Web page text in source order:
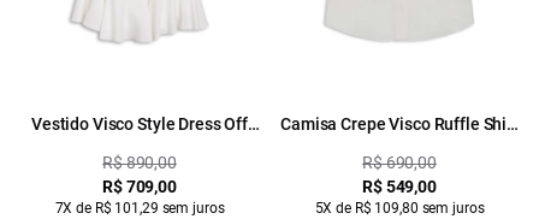
Vestido Visco Style Dress Off
R$ 890,00
R$ 709,00
7X de R$ 101,29 sem juros
Camisa Crepe Visco Ruffle Shirt
R$ 690,00
R$ 549,00
5X de R$ 109,80 sem juros